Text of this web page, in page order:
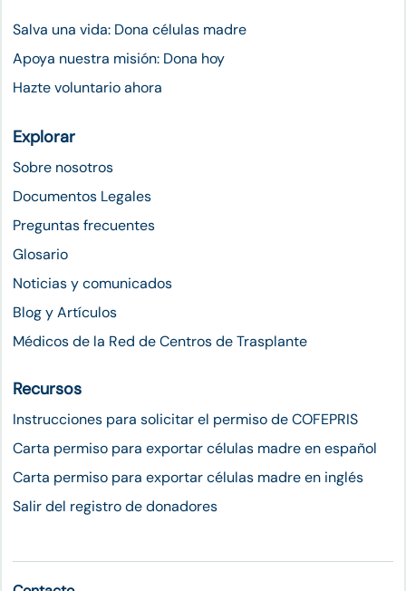
Salva una vida: Dona células madre
Apoya nuestra misión: Dona hoy
Hazte voluntario ahora
Explorar
Sobre nosotros
Documentos Legales
Preguntas frecuentes
Glosario
Noticias y comunicados
Blog y Artículos
Médicos de la Red de Centros de Trasplante
Recursos
Instrucciones para solicitar el permiso de COFEPRIS
Carta permiso para exportar células madre en español
Carta permiso para exportar células madre en inglés
Salir del registro de donadores